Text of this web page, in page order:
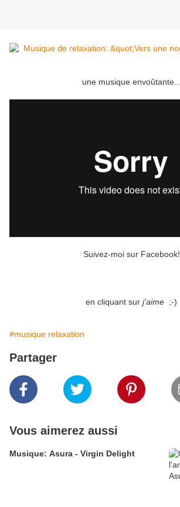
une musique envoûtante...
Suivez-moi sur Facebook!
en cliquant sur j'aime ;-)
#musique relaxation
Partager
Vous aimerez aussi
Musique: Asura - Virgin Delight